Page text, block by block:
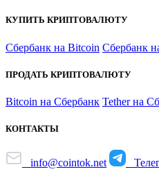
КУПИТЬ КРИПТОВАЛЮТУ
Сбербанк на Bitcoin Сбербанк
ПРОДАТЬ КРИПТОВАЛЮТУ
Bitcoin на Сбербанк Tether на
КОНТАКТЫ
info@cointok.net